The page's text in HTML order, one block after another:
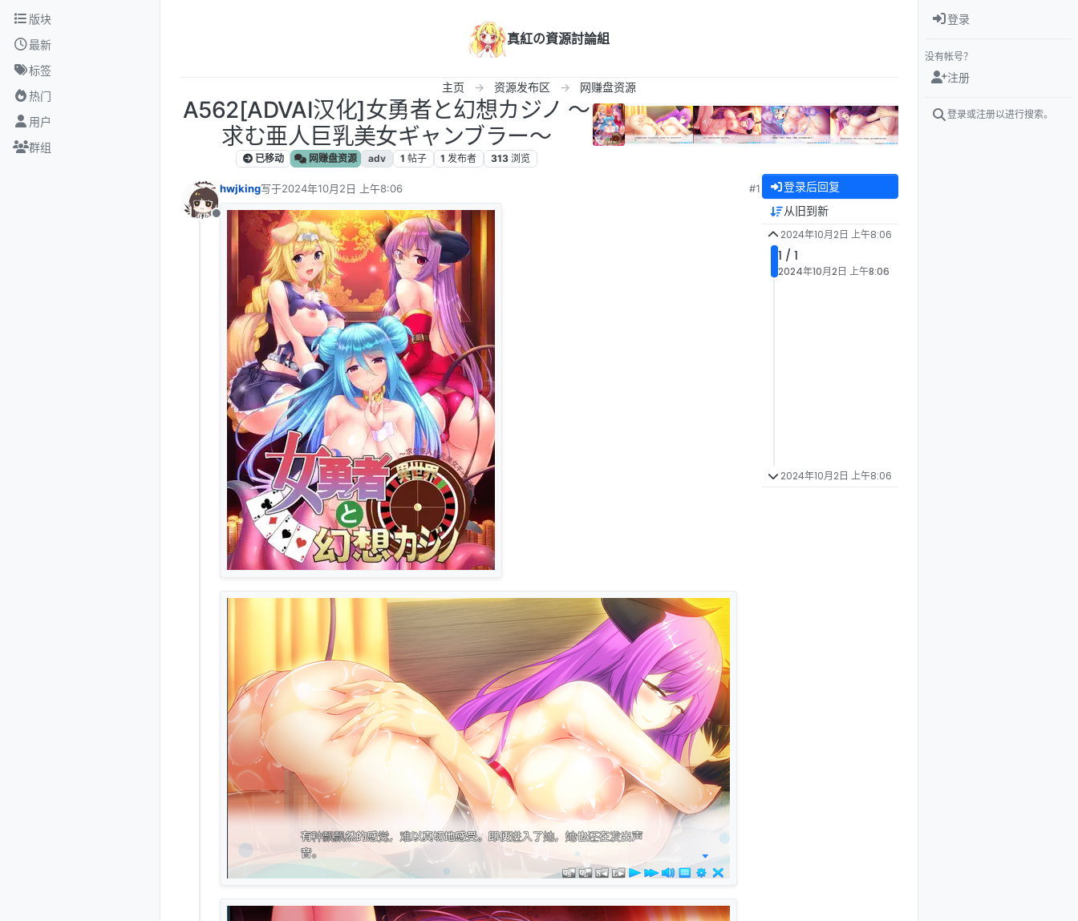
跳转至内容
版块
最新
标签
热门
用户
群组
真紅の資源討論組
主页 资源发布区 网赚盘资源
A562[ADVAI汉化]女勇者と幻想カジノ ～
求む亜人巨乳美女ギャンブラー～
已移动 网赚盘资源 adv 1 帖子 1 发布者 313 浏览
离线
hwjking写于2024年10月2日 上午8:06
最后由 编辑
#1 登录后回复
从旧到新
2024年10月2日 上午8:06
1 / 1
2024年10月2日 上午8:06
2024年10月2日 上午8:06
登录
没有帐号？
注册
登录或注册以进行搜索。